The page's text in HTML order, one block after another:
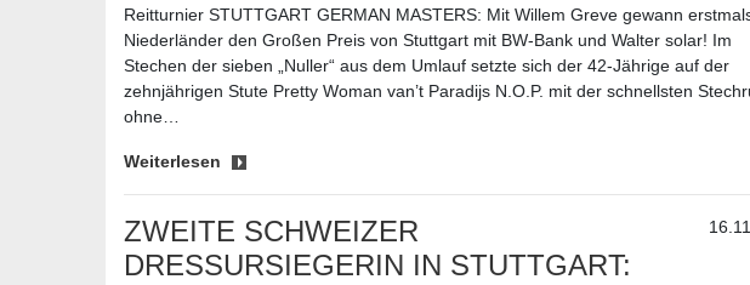
Reitturnier STUTTGART GERMAN MASTERS: Mit Willem Greve gewann
Niederländer den Großen Preis von Stuttgart mit BW-Bank und Walter solar! Im
Stechen der sieben „Nuller“ aus dem Umlauf setzte sich der 42-Jährige auf der
zehnjährigen Stute Pretty Woman van’t Paradijs N.O.P. mit der schnellsten
ohne…
Weiterlesen
ZWEITE SCHWEIZER
DRESSURSIEGERIN IN STUTTGART: